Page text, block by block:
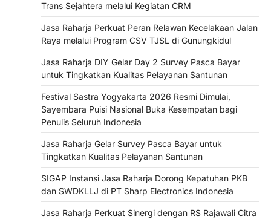
Trans Sejahtera melalui Kegiatan CRM
Jasa Raharja Perkuat Peran Relawan Kecelakaan Jalan
Raya melalui Program CSV TJSL di Gunungkidul
Jasa Raharja DIY Gelar Day 2 Survey Pasca Bayar
untuk Tingkatkan Kualitas Pelayanan Santunan
Festival Sastra Yogyakarta 2026 Resmi Dimulai,
Sayembara Puisi Nasional Buka Kesempatan bagi
Penulis Seluruh Indonesia
Jasa Raharja Gelar Survey Pasca Bayar untuk
Tingkatkan Kualitas Pelayanan Santunan
SIGAP Instansi Jasa Raharja Dorong Kepatuhan PKB
dan SWDKLLJ di PT Sharp Electronics Indonesia
Jasa Raharja Perkuat Sinergi dengan RS Rajawali Citra